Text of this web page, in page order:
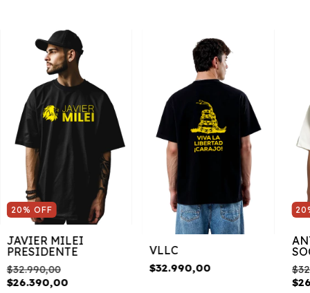
20% OFF
JAVIER MILEI
PRESIDENTE
$32.990,00
$26.390,00
VLLC
$32.990,00
20